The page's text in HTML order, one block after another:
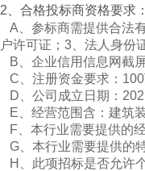
2、合格投标商资格要
A、参标商需提供合法
户许可证；3、法人身份
B、企业信用信息网截
C、注册资金要求：
D、公司成立日期：
E、经营范围含：建筑
F、本行业需要提供的
G、本行业需要提供的
H、此项招标是否允许